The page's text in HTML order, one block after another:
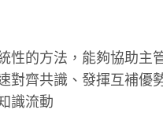
性的方法，能夠協助主
對齊共識、發揮互補優
識流動